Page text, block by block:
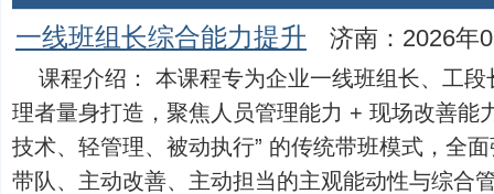
一线班组长综合能力提升 济南：2026年
课程介绍： 本课程专为企业一线班组长、工
理者量身打造，聚焦人员管理能力 + 现场改善能
技术、轻管理、被动执行” 的传统带班模式，全
带队、主动改善、主动担当的主观能动性与综合